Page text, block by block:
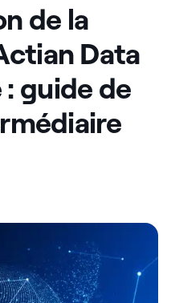
de la
Data
guide de